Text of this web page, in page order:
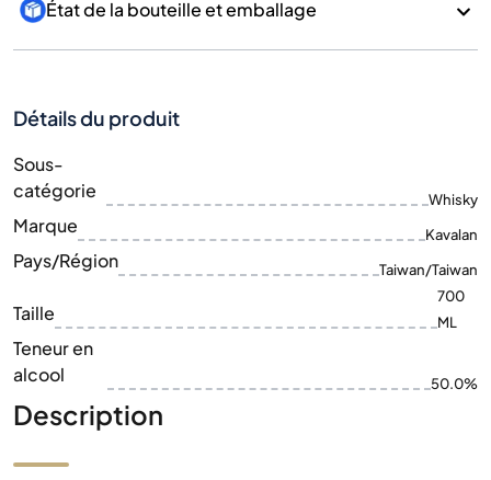
État de la bouteille et emballage
Détails du produit
Sous-
catégorie
Whisky
Marque Kavalan
Pays/Région Taiwan/Taiwan
Taille
700
ML
Teneur en
alcool
50.0%
Description